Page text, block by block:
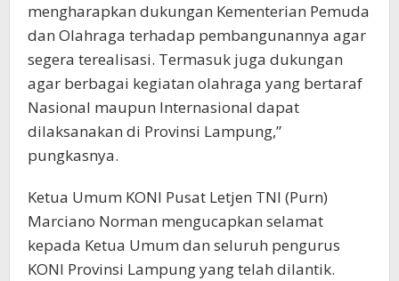
mengharapkan dukungan Kementerian Pemuda
dan Olahraga terhadap pembangunannya agar
segera terealisasi. Termasuk juga dukungan
agar berbagai kegiatan olahraga yang bertaraf
Nasional maupun Internasional dapat
dilaksanakan di Provinsi Lampung,”
pungkasnya.
Ketua Umum KONI Pusat Letjen TNI (Purn)
Marciano Norman mengucapkan selamat
kepada Ketua Umum dan seluruh pengurus
KONI Provinsi Lampung yang telah dilantik.